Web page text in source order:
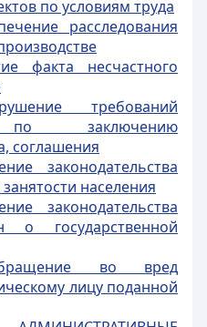
по условиям труда
расследования
факта несчастного
требований
по заключению
соглашения
законодательства
населения
законодательства
о государственной
во вред
лицу поданной